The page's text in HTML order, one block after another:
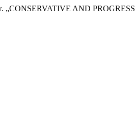
„CONSERVATIVE AND